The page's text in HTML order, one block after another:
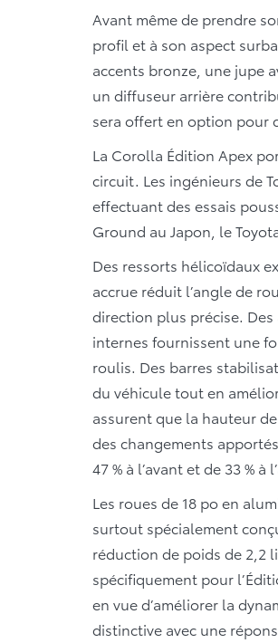
Avant même de prendre
profil et à son aspect
accents bronze, une jupe
un diffuseur arrière
sera offert en option pour
La Corolla Édition Apex
circuit. Les ingénieurs de
effectuant des essais
Ground au Japon, le
Des ressorts hélicoïdaux
accrue réduit l’angle de
direction plus précise.
internes fournissent une
roulis. Des barres
du véhicule tout en
assurent que la hauteur
des changements
47 % à l’avant et de 33 % à
Les roues de 18 po en
surtout spécialement
réduction de poids de 2,2
spécifiquement pour
en vue d’améliorer la
distinctive avec une